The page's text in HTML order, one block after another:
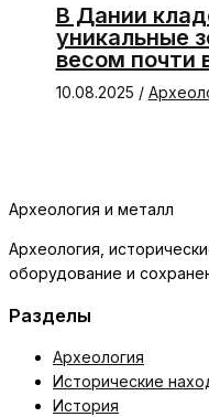
В Дании
уникальные
весом почти
10.08.2025 /
Археология и металл
Археология,
оборудование и
Разделы
Археология
Исторические
История